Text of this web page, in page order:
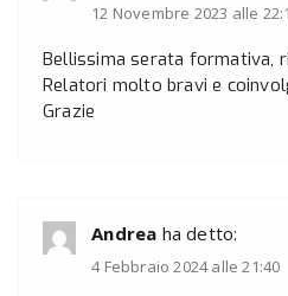
12 Novembre 2023 alle
Bellissima serata formativa,
Relatori molto bravi e
Grazie
Andrea ha detto:
4 Febbraio 2024 alle 21:40